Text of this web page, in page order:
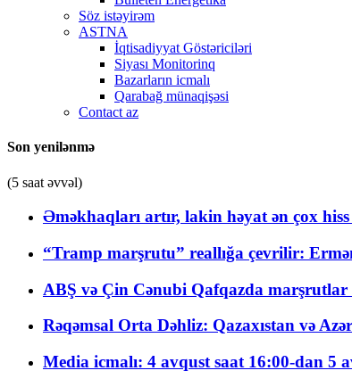
Söz istəyirəm
ASTNA
İqtisadiyyat Göstəriciləri
Siyası Monitorinq
Bazarların icmalı
Qarabağ münaqişəsi
Contact az
Son yenilənmə
(5 saat əvvəl)
Əməkhaqları artır, lakin həyat ən çox
“Tramp marşrutu” reallığa çevrilir:
ABŞ və Çin Cənubi Qafqazda
Rəqəmsal Orta Dəhliz: Qazaxıstan və
Media icmalı: 4 avqust saat 16:00-dan 5